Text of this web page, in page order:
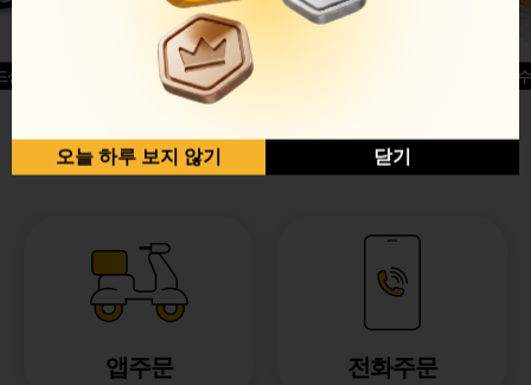
글윙
반반순살[레드+허니]
허니옥
앱주문 전화주문
오늘 하루 보지 않기 닫기